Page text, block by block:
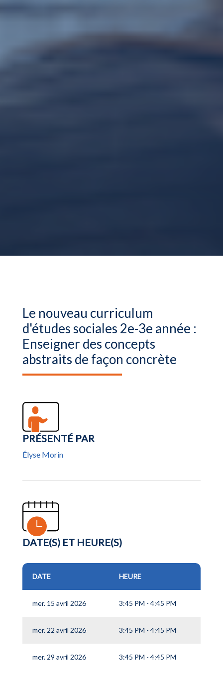
Le nouveau curriculum
d'études sociales 2e-3e année :
Enseigner des concepts
abstraits de façon concrète
PRÉSENTÉ PAR
Élyse Morin
DATE(S) ET HEURE(S)
DATE HEURE
mer. 15 avril 2026 3:45 PM - 4:45 PM
mer. 22 avril 2026 3:45 PM - 4:45 PM
mer. 29 avril 2026 3:45 PM - 4:45 PM